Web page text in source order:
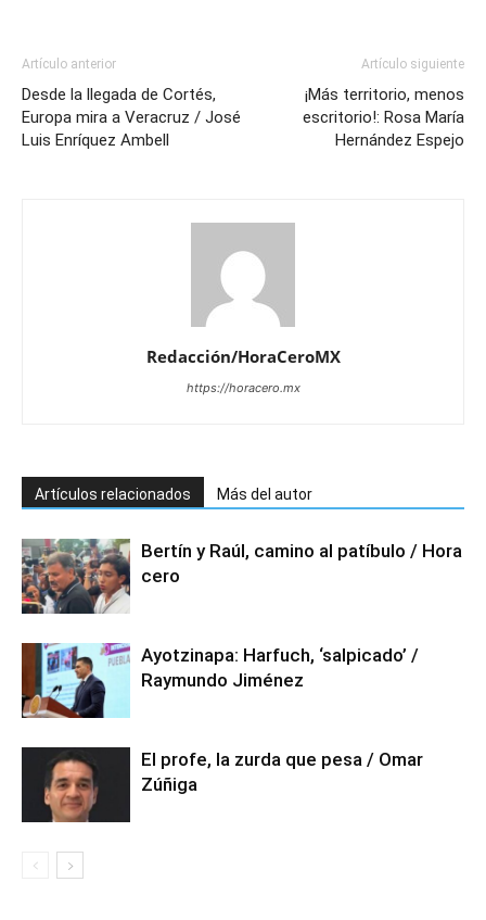
Artículo anterior
Desde la llegada de Cortés,
Europa mira a Veracruz / José
Luis Enríquez Ambell
Artículo siguiente
¡Más territorio, menos
escritorio!: Rosa María
Hernández Espejo
Redacción/HoraCeroMX
https://horacero.mx
Artículos relacionados Más del autor
Bertín y Raúl, camino al patíbulo / Hora
cero
Ayotzinapa: Harfuch, ‘salpicado’ /
Raymundo Jiménez
El profe, la zurda que pesa / Omar
Zúñiga